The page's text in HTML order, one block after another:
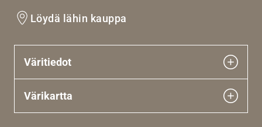
Löydä lähin kauppa
Väritiedot
Värikartta